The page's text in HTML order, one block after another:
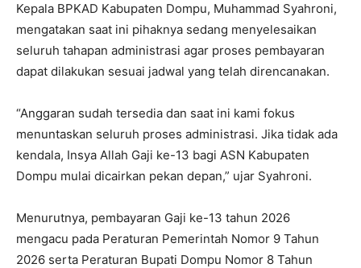
Kepala BPKAD Kabupaten Dompu, Muhammad Syahroni,
mengatakan saat ini pihaknya sedang menyelesaikan
seluruh tahapan administrasi agar proses pembayaran
dapat dilakukan sesuai jadwal yang telah direncanakan.
“Anggaran sudah tersedia dan saat ini kami fokus
menuntaskan seluruh proses administrasi. Jika tidak ada
kendala, Insya Allah Gaji ke-13 bagi ASN Kabupaten
Dompu mulai dicairkan pekan depan,” ujar Syahroni.
Menurutnya, pembayaran Gaji ke-13 tahun 2026
mengacu pada Peraturan Pemerintah Nomor 9 Tahun
2026 serta Peraturan Bupati Dompu Nomor 8 Tahun